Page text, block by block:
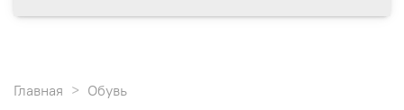
Главная Обувь